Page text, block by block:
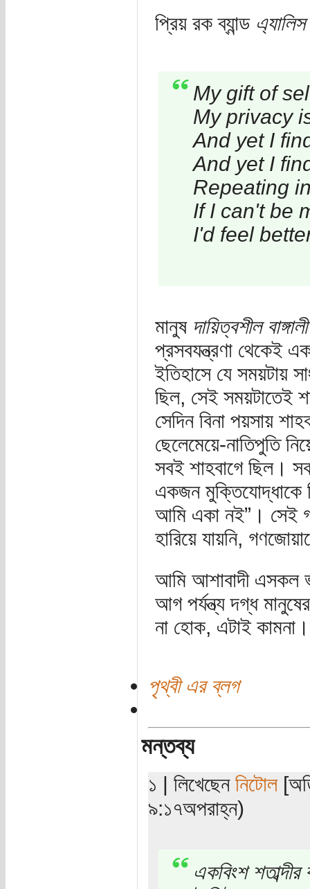
প্রিয় রক ব্যান্ড
My gift of
My privacy
And yet I
And yet I
Repeating
If I can't be
I'd feel
মানুষ দায়িত্বশীল বাঙ্গালী
প্রসবযন্ত্রণা থেকেই
ইতিহাসে যে সময়টায়
ছিল, সেই সময়টাতেই
সেদিন বিনা পয়সায়
ছেলেমেয়ে-নাতিপুতি
সবই শাহবাগে ছিল।
একজন মুক্তিযোদ্ধাকে
আমি একা নই”। সেই
হারিয়ে যায়নি,
আমি আশাবাদী এসকল
আগ পর্যন্ত্য দগ্ধ
না হোক, এটাই কামনা।
পৃথ্বী এর ব্লগ
মন্তব্য
১ | লিখেছেন নিটোল
৯:১৭অপরাহ্ন)
একবিংশ